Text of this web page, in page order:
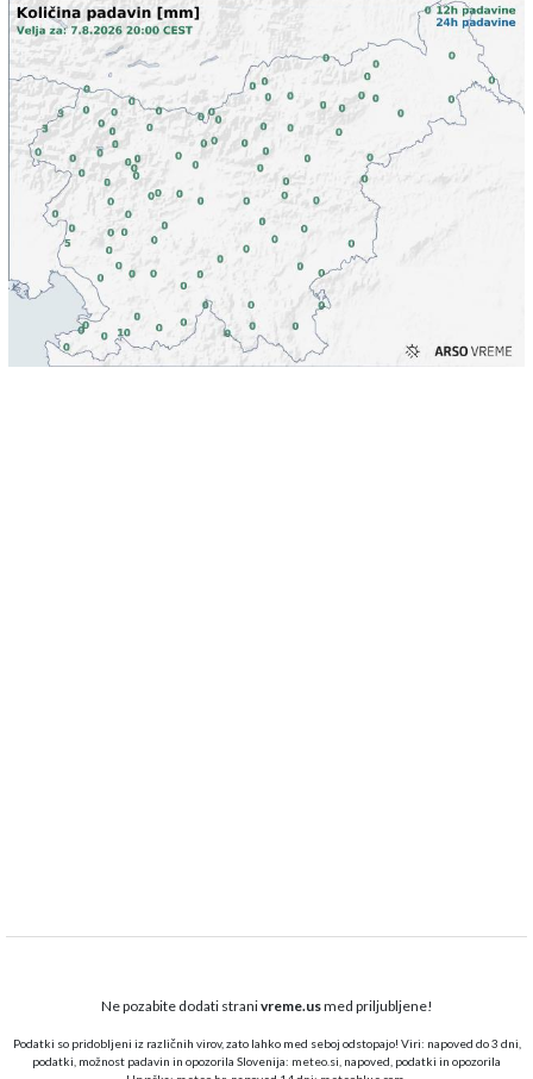
Ne pozabite dodati stranivreme.usmed priljubljene!
Podatki so pridobljeni iz različnih virov, zato lahko med seboj odstopajo! Viri: napoved do 3 dni,
podatki, možnost padavin in opozorila Slovenija: meteo.si, napoved, podatki in opozorila